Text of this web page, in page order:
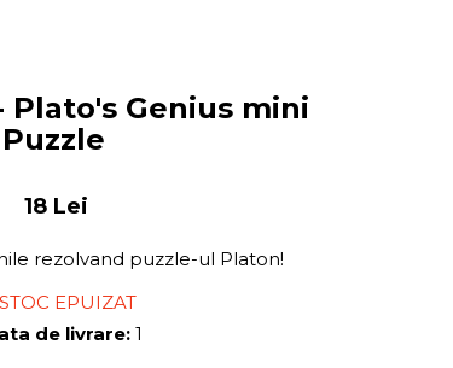
Plato's Genius mini
Puzzle
18 Lei
rezolvand puzzle-ul Platon!
STOC EPUIZAT
de livrare: 1